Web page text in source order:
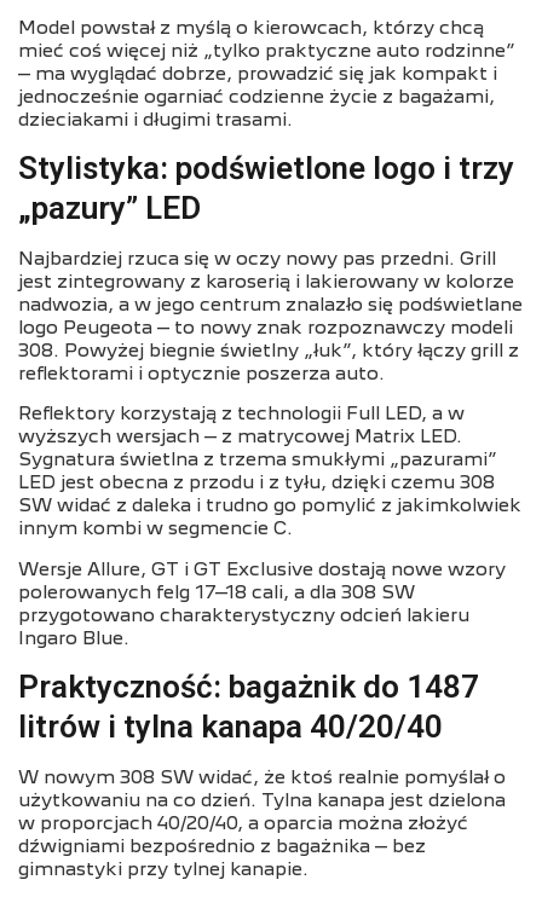
Model powstał z myślą o kierowcach, którzy chcą
mieć coś więcej niż „tylko praktyczne auto rodzinne”
– ma wyglądać dobrze, prowadzić się jak kompakt i
jednocześnie ogarniać codzienne życie z bagażami,
dzieciakami i długimi trasami.
Stylistyka: podświetlone logo i trzy
„pazury” LED
Najbardziej rzuca się w oczy nowy pas przedni. Grill
jest zintegrowany z karoserią i lakierowany w kolorze
nadwozia, a w jego centrum znalazło się podświetlane
logo Peugeota – to nowy znak rozpoznawczy modeli
308. Powyżej biegnie świetlny „łuk”, który łączy grill z
reflektorami i optycznie poszerza auto.
Reflektory korzystają z technologii Full LED, a w
wyższych wersjach – z matrycowej Matrix LED.
Sygnatura świetlna z trzema smukłymi „pazurami”
LED jest obecna z przodu i z tyłu, dzięki czemu 308
SW widać z daleka i trudno go pomylić z jakimkolwiek
innym kombi w segmencie C.
Wersje Allure, GT i GT Exclusive dostają nowe wzory
polerowanych felg 17–18 cali, a dla 308 SW
przygotowano charakterystyczny odcień lakieru
Ingaro Blue.
Praktyczność: bagażnik do 1487
litrów i tylna kanapa 40/20/40
W nowym 308 SW widać, że ktoś realnie pomyślał o
użytkowaniu na co dzień. Tylna kanapa jest dzielona
w proporcjach 40/20/40, a oparcia można złożyć
dźwigniami bezpośrednio z bagażnika – bez
gimnastyki przy tylnej kanapie.